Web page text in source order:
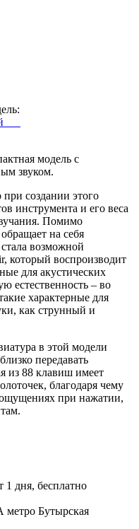
модель с
звуком.
создании этого
инструмента и его веса
Помимо
на себя
возможной
который воспроизводит
для акустических
естественность – во
характерные для
как струнный и
в этой модели
передавать
из 88 клавиш имеет
благодаря чему
ощущениях при нажатии,
1 дня, бесплатно
метро Бутырская